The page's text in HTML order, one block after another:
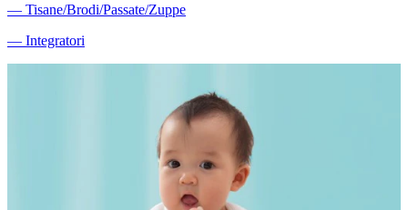
― Tisane/Brodi/Passate/Zuppe
― Integratori